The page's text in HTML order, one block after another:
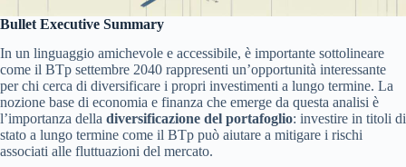
Bullet Executive Summary
In un linguaggio amichevole e accessibile, è importante sottolineare
come il BTp settembre 2040 rappresenti un’opportunità interessante
per chi cerca di diversificare i propri investimenti a lungo termine. La
nozione base di economia e finanza che emerge da questa analisi è
l’importanza della diversificazione del portafoglio: investire in titoli di
stato a lungo termine come il BTp può aiutare a mitigare i rischi
associati alle fluttuazioni del mercato.